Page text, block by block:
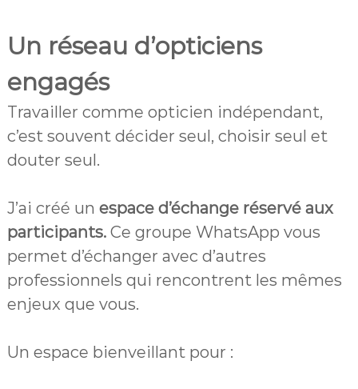
Un réseau d’opticiens
engagés
Travailler comme opticien indépendant,
c’est souvent décider seul, choisir seul et
douter seul.
J’ai créé un espace d’échange réservé aux
participants. Ce groupe WhatsApp vous
permet d’échanger avec d’autres
professionnels qui rencontrent les mêmes
enjeux que vous.
Un espace bienveillant pour :